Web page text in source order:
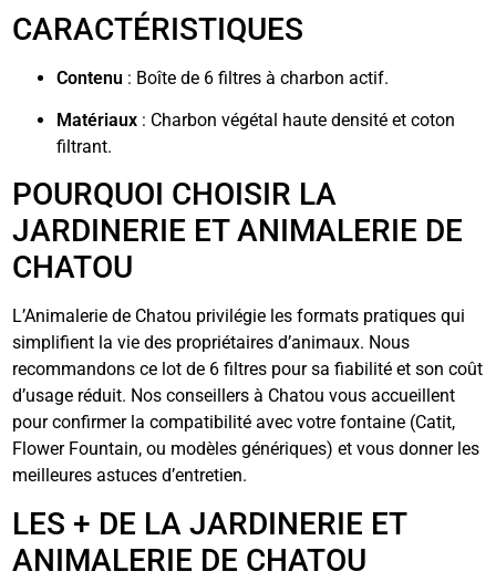
CARACTÉRISTIQUES
Contenu : Boîte de 6 filtres à charbon actif.
Matériaux : Charbon végétal haute densité et coton
filtrant.
POURQUOI CHOISIR LA
JARDINERIE ET ANIMALERIE DE
CHATOU
L’Animalerie de Chatou privilégie les formats pratiques qui
simplifient la vie des propriétaires d’animaux. Nous
recommandons ce lot de 6 filtres pour sa fiabilité et son coût
d’usage réduit. Nos conseillers à Chatou vous accueillent
pour confirmer la compatibilité avec votre fontaine (Catit,
Flower Fountain, ou modèles génériques) et vous donner les
meilleures astuces d’entretien.
LES + DE LA JARDINERIE ET
ANIMALERIE DE CHATOU